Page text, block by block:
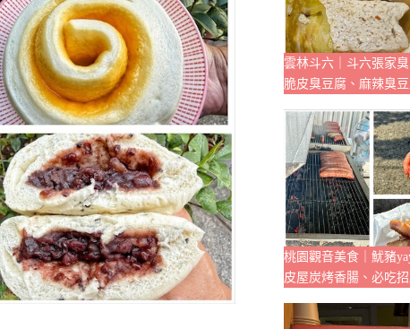
雲林斗六｜斗六張家
脆皮臭豆腐、麻辣臭豆
桃園觀音美食｜魷豬
皮屋炭烤香腸、必吃